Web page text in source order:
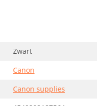
Zwart
Canon
Canon supplies